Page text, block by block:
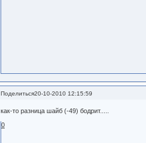
Поделиться20-10-2010 12:15:59
как-то разница шайб (-49) бодрит.....
0